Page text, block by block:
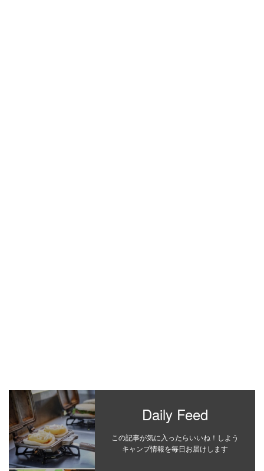
Daily Feed
この記事が気に入ったらいいね！しよう
キャンプ情報を毎日お届けします